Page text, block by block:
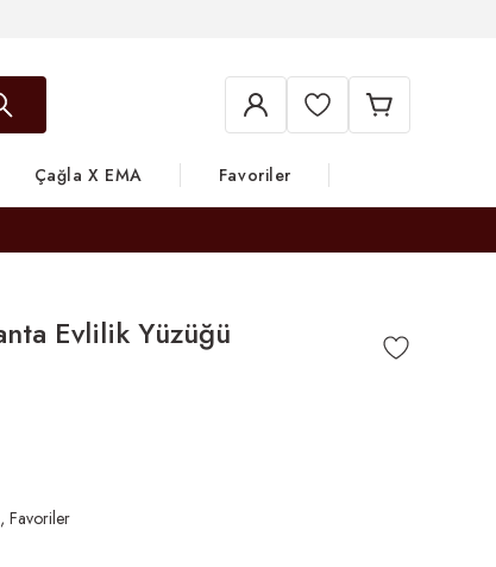
Çağla X EMA Favoriler
Evlilik Yüzüğü
, Favoriler